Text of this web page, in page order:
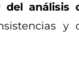
análisis